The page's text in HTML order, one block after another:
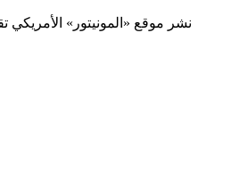
نشر موقع «المونيتور»